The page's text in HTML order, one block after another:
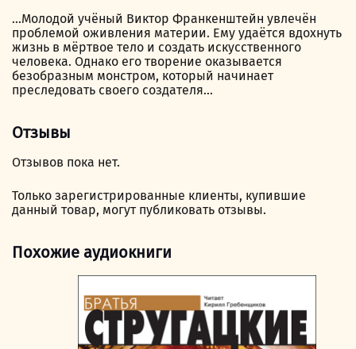
…Молодой учёный Виктор Франкенштейн увлечён
проблемой оживления материи. Ему удаётся вдохнуть
жизнь в мёртвое тело и создать искусственного
человека. Однако его творение оказывается
безобразным монстром, который начинает
преследовать своего создателя…
Отзывы
Отзывов пока нет.
Только зарегистрированные клиенты, купившие
данный товар, могут публиковать отзывы.
Похожие аудиокниги